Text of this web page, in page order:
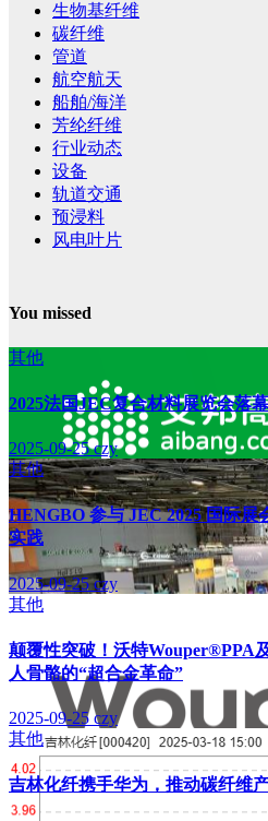
生物基纤维
碳纤维
管道
航空航天
船舶/海洋
芳纶纤维
行业动态
设备
轨道交通
预浸料
风电叶片
You missed
其他
2025法国JEC复合材料展览会落
2025-09-25czy
其他
HENGBO 参与 JEC 2025 国际展
实践
2025-09-25czy
其他
颠覆性突破！沃特Wouper®PPA
人骨骼的“超合金革命”
2025-09-25 czy
其他
吉林化纤携手华为，推动碳纤维